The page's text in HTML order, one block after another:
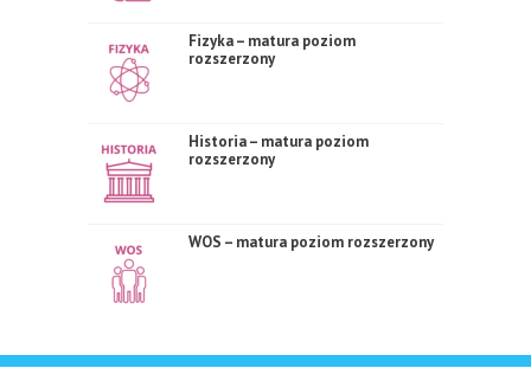
Fizyka – matura poziom
rozszerzony
Historia – matura poziom
rozszerzony
WOS – matura poziom rozszerzony